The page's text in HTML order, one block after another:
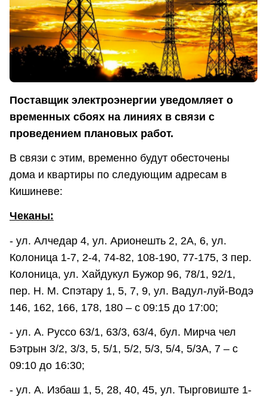
Поставщик электроэнергии уведомляет о
временных сбоях на линиях в связи с
проведением плановых работ.
В связи с этим, временно будут обесточены
дома и квартиры по следующим адресам в
Кишиневе:
Чеканы:
- ул. Алчедар 4, ул. Арионешть 2, 2A, 6, ул.
Колоница 1-7, 2-4, 74-82, 108-190, 77-175, 3 пер.
Колоница, ул. Хайдукул Бужор 96, 78/1, 92/1,
пер. Н. М. Спэтару 1, 5, 7, 9, ул. Вадул-луй-Водэ
146, 162, 166, 178, 180 – с 09:15 до 17:00;
- ул. А. Руссо 63/1, 63/3, 63/4, бул. Мирча чел
Бэтрын 3/2, 3/3, 5, 5/1, 5/2, 5/3, 5/4, 5/3A, 7 – с
09:10 до 16:30;
- ул. А. Избаш 1, 5, 28, 40, 45, ул. Тырговиште 1-